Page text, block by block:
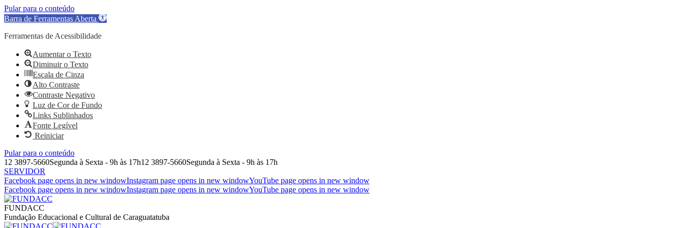
Pular para o conteúdo
Barra de Ferramentas Aberta
Ferramentas de Acessibilidade
Aumentar o Texto
Diminuir o Texto
Escala de Cinza
Alto Contraste
Contraste Negativo
Luz de Cor de Fundo
Links Sublinhados
Fonte Legível
Reiniciar
Pular para o conteúdo
12 3897-5660Segunda à Sexta - 9h às 17h12 3897-5660Segunda à Sexta - 9h às 17h
SERVIDOR
Facebook page opens in new windowInstagram page opens in new windowYouTube page opens in new window
Facebook page opens in new windowInstagram page opens in new windowYouTube page opens in new window
FUNDACC
Fundação Educacional e Cultural de Caraguatatuba